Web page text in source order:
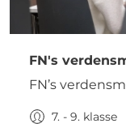
FN's
FN’s
7. - 9. klasse